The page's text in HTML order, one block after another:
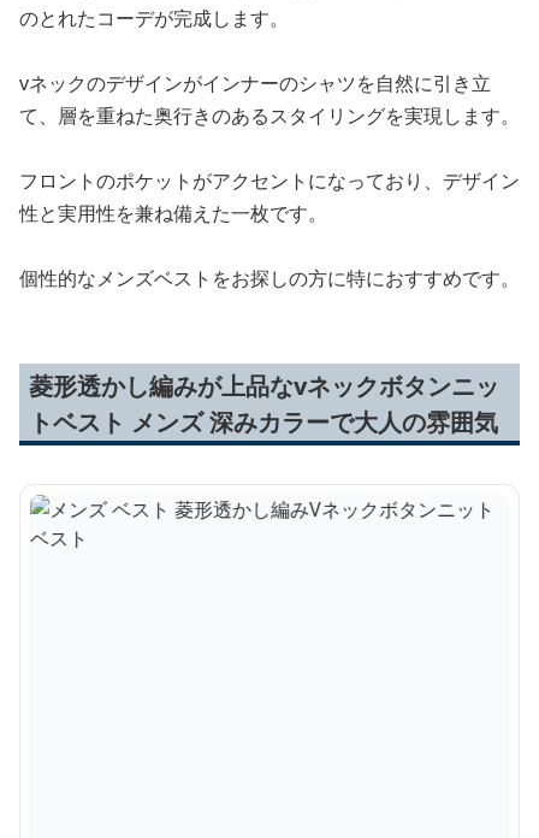
のとれたコーデが完成します。
vネックのデザインがインナーのシャツを自然に引き立
て、層を重ねた奥行きのあるスタイリングを実現します。
フロントのポケットがアクセントになっており、デザイン
性と実用性を兼ね備えた一枚です。
個性的なメンズベストをお探しの方に特におすすめです。
菱形透かし編みが上品なvネックボタンニッ
トベスト メンズ 深みカラーで大人の雰囲気